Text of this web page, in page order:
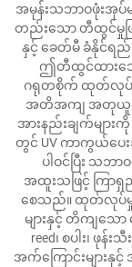
အမုန်းသဘာဝဖုံးအုပ်
တည်းသော တီထွင်မှုဖ
နှင့် ခေတ်မီ ခံနိုင်ရ
ဤတီထွင်ထားသော
ဂရုတစိုက် ထုတ်လုပ်ထ
အတိအကျ အတုယူထ
အားနည်းချက်များ
တွင် UV ကာကွယ်ပေး
ပါဝင်ပြီး သဘ
အထူးသဖြင့် ကြာရှည်
စေသည်။ ထုတ်လုပ်မှုလု
များနှင့် တိကျသေ
reed၊ စပါး၊ ဖုန်
အက်ကြောင်းများနှ